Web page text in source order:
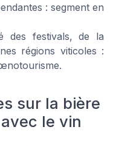
: segment en
des festivals, de la
régions viticoles :
sur la bière
le vin